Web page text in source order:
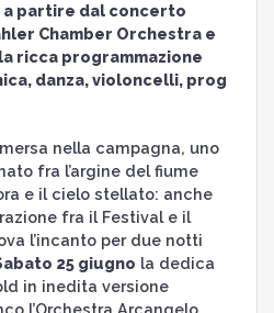
partire dal concerto
Chamber Orchestra e
ricca programmazione
danza, violoncelli, prog
nella campagna, uno
fra l’argine del fiume
e il cielo stellato: anche
fra il Festival e il
l’incanto per due notti
25 giugno la dedica
in inedita versione
l’Orchestra Arcangelo